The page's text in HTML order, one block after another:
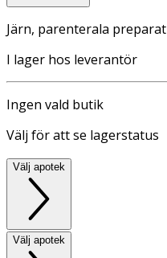
Järn, parenterala preparat
I lager hos leverantör
Ingen vald butik
Välj för att se lagerstatus
Välj apotek
Välj apotek